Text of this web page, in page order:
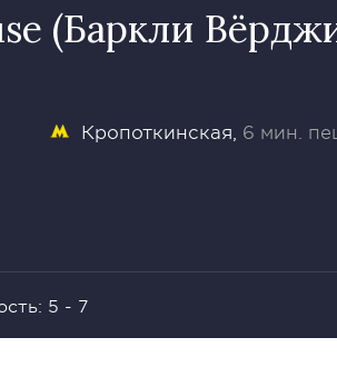
(Баркли
Кропоткинская 6 мин.
5 - 7